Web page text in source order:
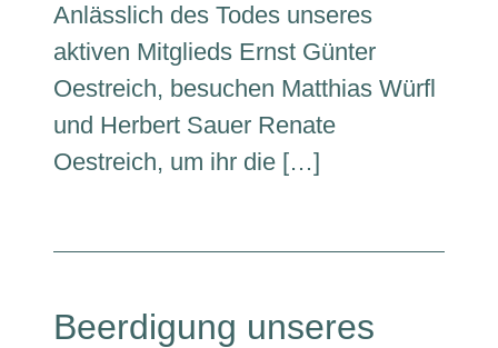
Anlässlich des Todes unseres
aktiven Mitglieds Ernst Günter
Oestreich, besuchen Matthias Würfl
und Herbert Sauer Renate
Oestreich, um ihr die […]
Beerdigung unseres